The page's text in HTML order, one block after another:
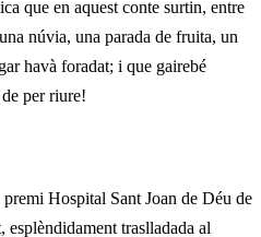
que en aquest conte surtin, entre
núvia, una parada de fruita, un
havà foradat; i que gairebé
per riure!
premi Hospital Sant Joan de Déu de
esplèndidament traslladada al